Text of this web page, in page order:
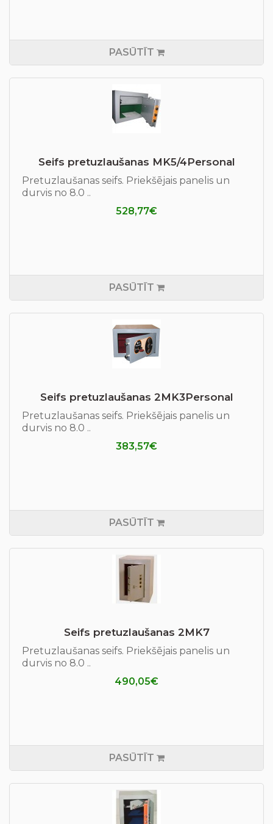
PASŪTĪT
Seifs pretuzlaušanas MK5/4Personal
Pretuzlaušanas seifs. Priekšējais panelis un
durvis no 8.0 ..
528,77€
PASŪTĪT
Seifs pretuzlaušanas 2MK3Personal
Pretuzlaušanas seifs. Priekšējais panelis un
durvis no 8.0 ..
383,57€
PASŪTĪT
Seifs pretuzlaušanas 2MK7
Pretuzlaušanas seifs. Priekšējais panelis un
durvis no 8.0 ..
490,05€
PASŪTĪT